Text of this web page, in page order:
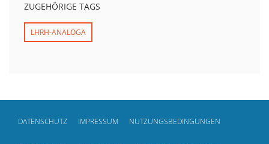
ZUGEHÖRIGE TAGS
LHRH-ANALOGA
DATENSCHUTZ IMPRESSUM NUTZUNGSBEDINGUNGEN